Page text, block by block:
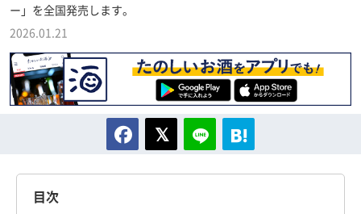
ー」を全国発売します。
2026.01.21
目次